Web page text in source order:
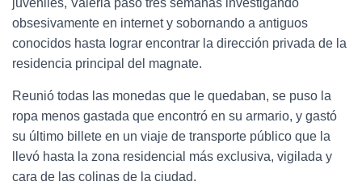
obsesivamente en internet y sobornando a antiguos
conocidos hasta lograr encontrar la dirección privada de la
residencia principal del magnate.
Reunió todas las monedas que le quedaban, se puso la
ropa menos gastada que encontró en su armario, y gastó
su último billete en un viaje de transporte público que la
llevó hasta la zona residencial más exclusiva, vigilada y
cara de las colinas de la ciudad.